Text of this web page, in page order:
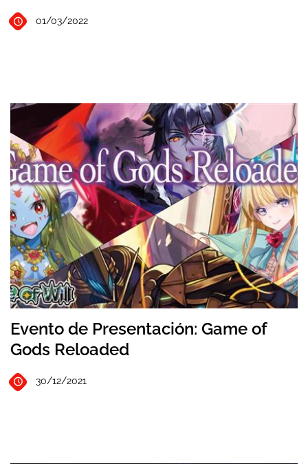
01/03/2022
Evento de Presentación: Game of
Gods Reloaded
30/12/2021